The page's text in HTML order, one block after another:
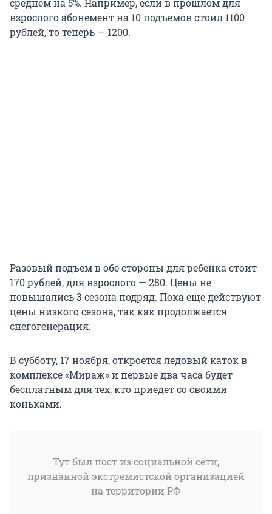
взрослого абонемент на 10 подъемов стоил 1100
рублей, то теперь — 1200.
Разовый подъем в обе стороны для ребенка стоит
170 рублей, для взрослого — 280. Цены не
повышались 3 сезона подряд. Пока еще действуют
цены низкого сезона, так как продолжается
снегогенерация.
В субботу, 17 ноября, откроется ледовый каток в
комплексе «Мираж» и первые два часа будет
бесплатным для тех, кто приедет со своими
коньками.
Тут был пост из социальной сети,
признанной экстремистской организацией
на территории РФ